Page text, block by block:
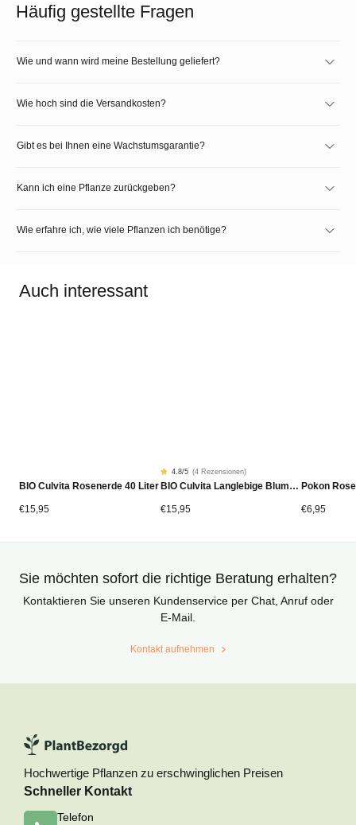
Häufig gestellte Fragen
Wie und wann wird meine Bestellung geliefert?
Wie hoch sind die Versandkosten?
Gibt es bei Ihnen eine Wachstumsgarantie?
Kann ich eine Pflanze zurückgeben?
Wie erfahre ich, wie viele Pflanzen ich benötige?
Auch interessant
BIO Culvita Rosenerde 40 Liter
€15,95
Rated
4.75
von
4
Kundenstimmen
4.8/5 (4 Rezensionen)
BIO Culvita Langlebige Blumenerde 40 Liter
€15,95
Pokon
€6,95
Sie möchten sofort die richtige Beratung erhalten?
Kontaktieren Sie unseren Kundenservice per Chat, Anruf oder
E-Mail.
Kontakt aufnehmen
Hochwertige Pflanzen zu erschwinglichen Preisen
Schneller Kontakt
Telefon